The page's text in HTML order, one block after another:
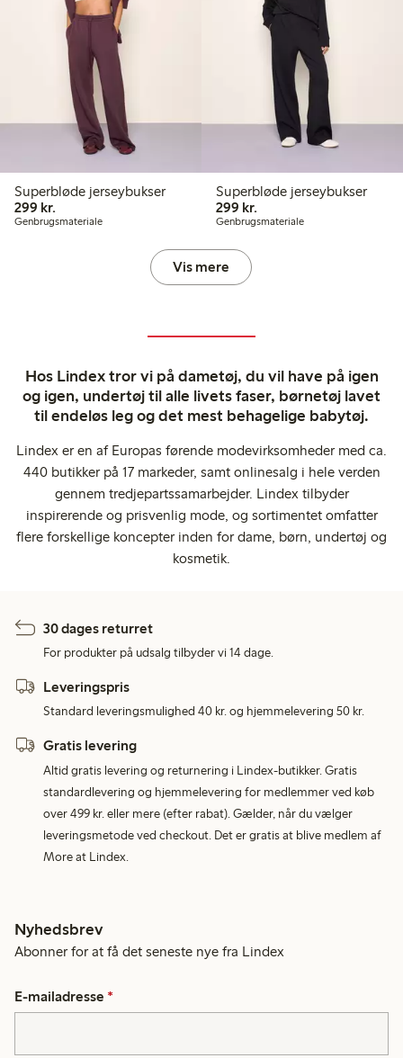
Superbløde jerseybukser
299 kr.
Genbrugsmateriale
Superbløde jerseybukser
299 kr.
Genbrugsmateriale
Vis mere
Hos Lindex tror vi på dametøj, du vil have på igen
og igen, undertøj til alle livets faser, børnetøj lavet
til endeløs leg og det mest behagelige babytøj.
Lindex er en af Europas førende modevirksomheder med ca.
440 butikker på 17 markeder, samt onlinesalg i hele verden
gennem tredjepartssamarbejder. Lindex tilbyder
inspirerende og prisvenlig mode, og sortimentet omfatter
flere forskellige koncepter inden for dame, børn, undertøj og
kosmetik.
30 dages returret
For produkter på udsalg tilbyder vi 14 dage.
Leveringspris
Standard leveringsmulighed 40 kr. og hjemmelevering 50 kr.
Gratis levering
Altid gratis levering og returnering i Lindex-butikker. Gratis
standardlevering og hjemmelevering for medlemmer ved køb
over 499 kr. eller mere (efter rabat). Gælder, når du vælger
leveringsmetode ved checkout. Det er gratis at blive medlem af
More at Lindex.
Nyhedsbrev
Abonner for at få det seneste nye fra Lindex
E-mailadresse *